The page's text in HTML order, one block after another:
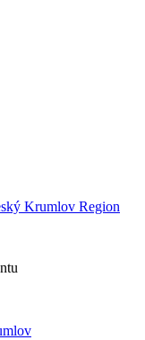
Krumlov Region